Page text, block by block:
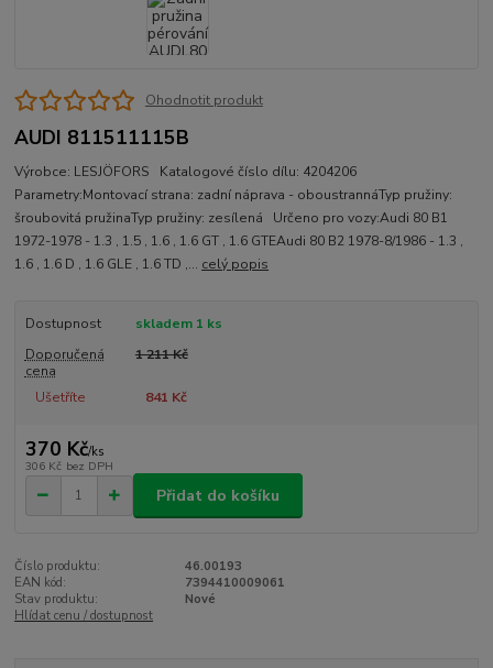
Ohodnotit produkt
AUDI 811511115B
Výrobce: LESJÖFORS Katalogové číslo dílu: 4204206
Parametry:Montovací strana: zadní náprava - oboustrannáTyp pružiny:
šroubovitá pružinaTyp pružiny: zesílená Určeno pro vozy:Audi 80 B1
1972-1978 - 1.3 , 1.5 , 1.6 , 1.6 GT , 1.6 GTEAudi 80 B2 1978-8/1986 - 1.3 ,
1.6 , 1.6 D , 1.6 GLE , 1.6 TD ,... celý popis
Dostupnost
skladem 1 ks
Doporučená
cena
1 211 Kč
Ušetříte 841 Kč
370 Kč/ks
306 Kč bez DPH
Přidat do košíku
Číslo produktu:
46.00193
EAN kód:
7394410009061
Stav produktu:
Nové
Hlídat cenu / dostupnost